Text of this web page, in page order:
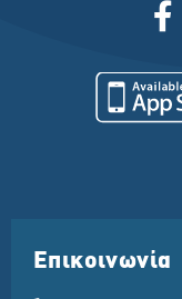
Επικοινωνία